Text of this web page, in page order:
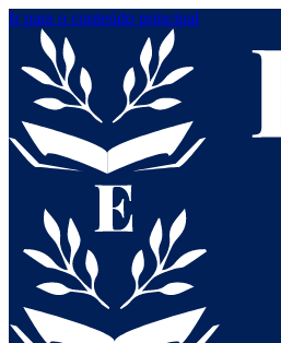
Ir para o conteúdo principal